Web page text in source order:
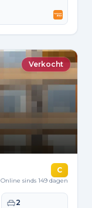
Verkocht
C
Online sinds 149 dagen
Slaapkamers
2